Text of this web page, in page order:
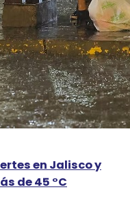
en Jalisco y
de 45 °C